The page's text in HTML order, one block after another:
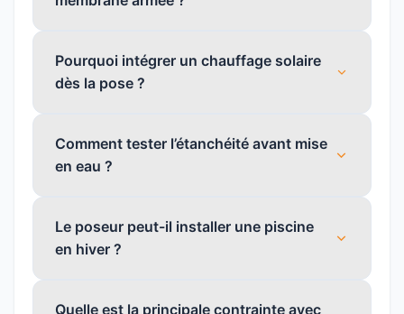
Pourquoi intégrer un chauffage solaire
dès la pose ?
Comment tester l’étanchéité avant mise
en eau ?
Le poseur peut-il installer une piscine
en hiver ?
Quelle est la principale contrainte avec